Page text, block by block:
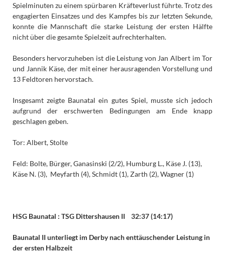
Spielminuten zu einem spürbaren Kräfteverlust führte. Trotz des
engagierten Einsatzes und des Kampfes bis zur letzten Sekunde,
konnte die Mannschaft die starke Leistung der ersten Hälfte
nicht über die gesamte Spielzeit aufrechterhalten.
Besonders hervorzuheben ist die Leistung von Jan Albert im Tor
und Jannik Käse, der mit einer herausragenden Vorstellung und
13 Feldtoren hervorstach.
Insgesamt zeigte Baunatal ein gutes Spiel, musste sich jedoch
aufgrund der erschwerten Bedingungen am Ende knapp
geschlagen geben.
Tor: Albert, Stolte
Feld: Bolte, Bürger, Ganasinski (2/2), Humburg L., Käse J. (13),
Käse N. (3), Meyfarth (4), Schmidt (1), Zarth (2), Wagner (1)
HSG Baunatal : TSG Dittershausen II 32:37 (14:17)
Baunatal II unterliegt im Derby nach enttäuschender Leistung in
der ersten Halbzeit